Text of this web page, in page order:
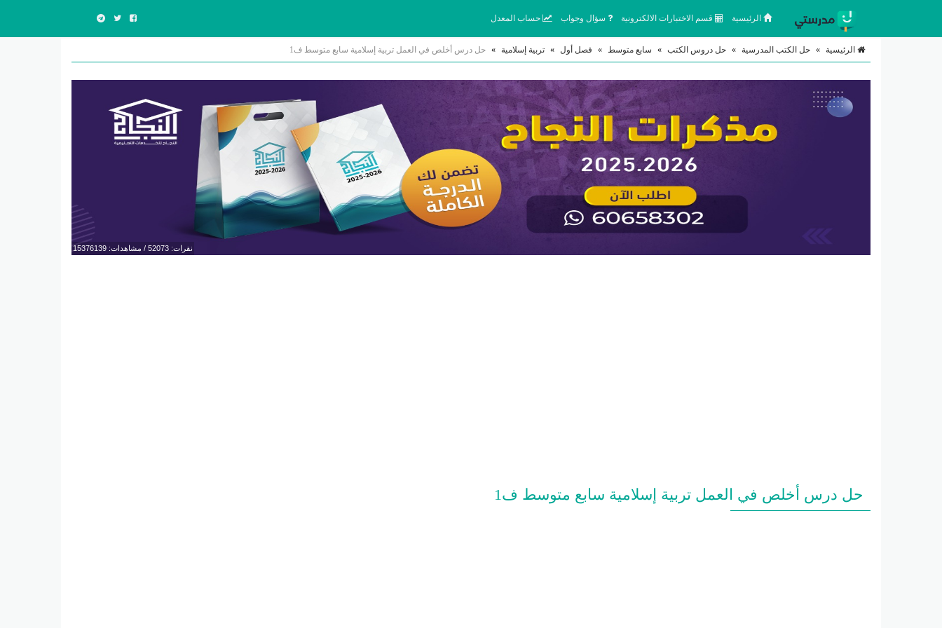
الرئيسية قسم الاختبارات الالكترونية سؤال وجواب حساب المعدل
الرئيسية » حل الكتب المدرسية » حل دروس الكتب » سابع متوسط » فصل أول » تربية إسلامية » حل درس أخلص في العمل تربية إسلامية سابع متوسط ف1
نقرات: 52073 / مشاهدات: 15376139
حل درس أخلص في العمل تربية إسلامية سابع متوسط ف1